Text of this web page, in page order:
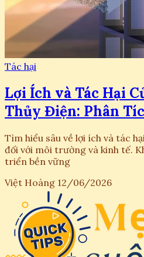
Tác hại
Lợi Ích và Tác Hại
Thủy Điện: Phân
Tìm hiểu sâu về lợi ích và tác
đối với môi trường và kinh tế.
triển bền vững
Việt Hoàng 12/06/2026